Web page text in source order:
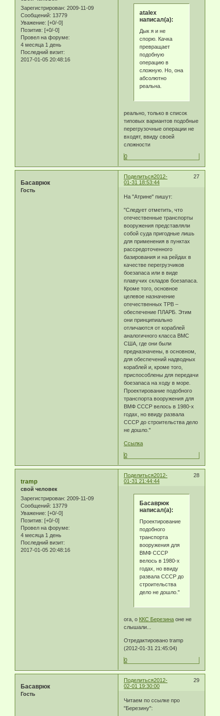
Зарегистрирован: 2009-11-09
Сообщений: 13779
Уважение: [+0/-0]
Позитив: [+0/-0]
Провел на форуме:
4 месяца 1 день
Последний визит:
2017-01-05 20:48:16
atalex
написал(а):
Дык я и не
спорю. Качка
превращает
подобную
операцию в
сложную. Но, она
абсолютно
реальна.
реально, только в список
типовых вариантов подобные
перегрузочные операции не
входят, ввиду своей
сложности
0
Поделиться 27
2012-
01-31 18:53:44
Басаврюк
Гость
На "Атрине" пишут:
"Следует отметить, что
отечественные транспорты
вооружения представляли
собой суда пригодные лишь
для применения в пунктах
рассредоточенного
базирования и на рейдах в
качестве перегрузчиков
боезапаса или в виде
плавучих складов боезапаса.
Кроме того, основное
целевое назначение
отечественных ТРВ –
обеспечение ПЛАРБ. Этим
они принципиально
отличаются от кораблей
аналогичного класса ВМС
США, где они были
предназначены, в основном,
для обеспечений надводных
кораблей и, кроме того,
приспособлены для передачи
боезапаса на ходу в море.
Проектирование подобного
транспорта вооружения для
ВМФ СССР велось в 1980-х
годах, но ввиду развала
СССР до строительства дело
не дошло."
Ссылка
0
Поделиться 28
2012-
01-31 21:44:44
tramp
свой человек
Зарегистрирован: 2009-11-09
Сообщений: 13779
Уважение: [+0/-0]
Позитив: [+0/-0]
Провел на форуме:
4 месяца 1 день
Последний визит:
2017-01-05 20:48:16
Басаврюк
написал(а):
Проектирование
подобного
транспорта
вооружения для
ВМФ СССР
велось в 1980-х
годах, но ввиду
развала СССР до
строительства
дело не дошло."
ога, о ККС Березина оне не
слышали...
Отредактировано tramp
(2012-01-31 21:45:04)
0
Поделиться 29
2012-
02-01 19:30:00
Басаврюк
Гость
Читаем по ссылке про
"Березину":